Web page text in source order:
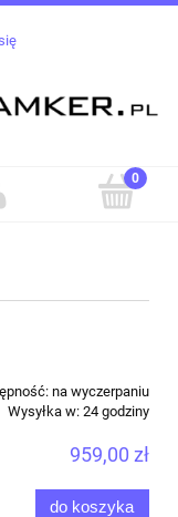
na wyczerpaniu
Wysyłka w: 24 godziny
959,00 zł
do koszyka